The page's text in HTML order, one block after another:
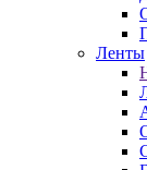
Ленты